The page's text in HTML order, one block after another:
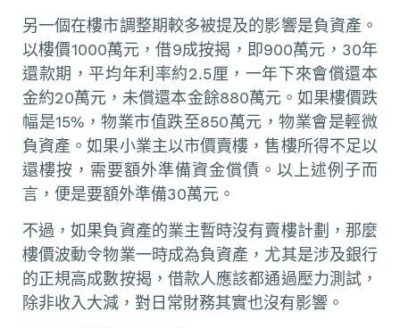
另一個在樓市調整期較多被提及的影響是負資產。
以樓價1000萬元，借9成按揭，即900萬元，30年
還款期，平均年利率約2.5厘，一年下來會償還本
金約20萬元，未償還本金餘880萬元。如果樓價跌
幅是15%，物業市值跌至850萬元，物業會是輕微
負資產。如果小業主以市價賣樓，售樓所得不足以
還樓按，需要額外準備資金償債。以上述例子而
言，便是要額外準備30萬元。
不過，如果負資產的業主暫時沒有賣樓計劃，那麼
樓價波動令物業一時成為負資產，尤其是涉及銀行
的正規高成數按揭，借款人應該都通過壓力測試，
除非收入大減，對日常財務其實也沒有影響。